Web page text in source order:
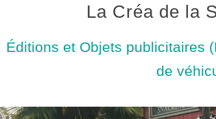
La Créa de la
Éditions et Objets publicitaires
de